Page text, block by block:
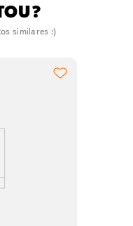
similares :)